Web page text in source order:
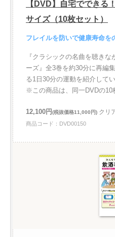
【DVD】自宅でできる
サイズ（10枚セット）
フレイルを防いで健康寿命を
『クラシックの名曲を聴き
ーズ』全3巻を約30分に再編
る1日30分の運動を紹介して
※この商品は、同一DVDの10
12,100円(税抜価格11,000円) クリ
商品コード：DVD00150